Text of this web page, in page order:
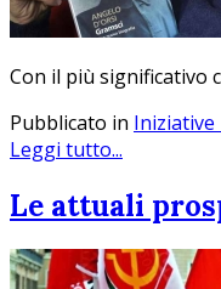
Con il più significativo
Pubblicato in
Leggi tutto...
Le attuali